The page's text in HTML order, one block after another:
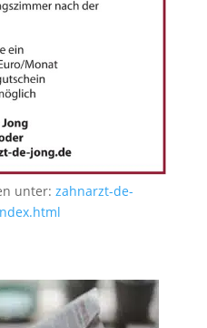
unter:zahnarzt-de-